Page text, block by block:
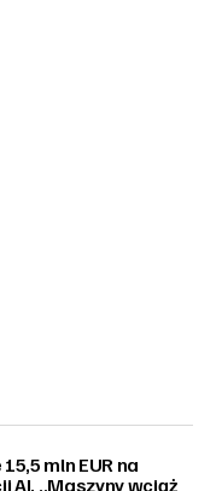
mln EUR na
AI. „Maszyny wciąż